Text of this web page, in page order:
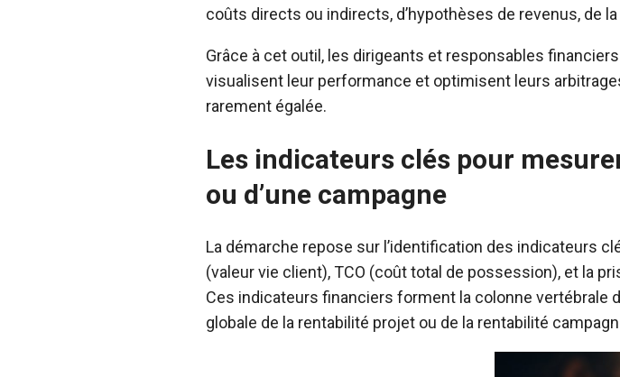
coûts directs ou indirects, d’hypothèses de revenus, de
Grâce à cet outil, les dirigeants et responsables
visualisent leur performance et optimisent leurs
rarement égalée.
Les indicateurs clés pour
ou d’une campagne
La démarche repose sur l’identification des indicateurs
(valeur vie client), TCO (coût total de possession), et la
Ces indicateurs financiers forment la colonne vertébrale
globale de la rentabilité projet ou de la rentabilité